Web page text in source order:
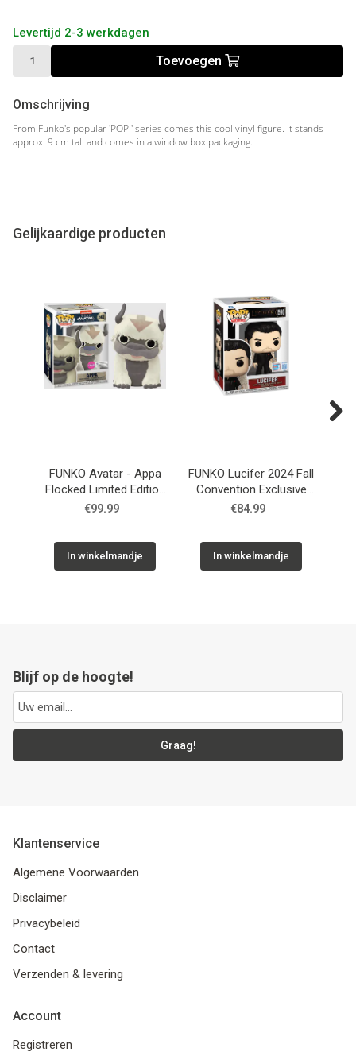
Levertijd 2-3 werkdagen
Toevoegen
Omschrijving
From Funko's popular 'POP!' series comes this cool vinyl figure. It stands
approx. 9 cm tall and comes in a window box packaging.
Gelijkaardige producten
FUNKO Avatar - Appa
Flocked Limited Edition
#540
€99.99
In winkelmandje
FUNKO Lucifer 2024 Fall
Convention Exclusive
#1590
€84.99
In winkelmandje
Blijf op de hoogte!
Graag!
Klantenservice
Algemene Voorwaarden
Disclaimer
Privacybeleid
Contact
Verzenden & levering
Account
Registreren